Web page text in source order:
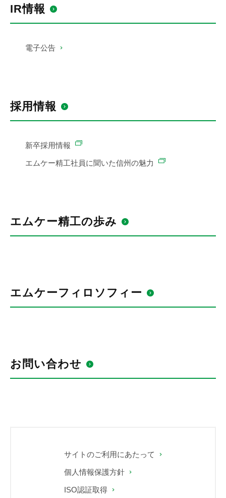
IR情報
電子公告
採用情報
新卒採用情報
エムケー精工社員に聞いた信州の魅力
エムケー精工の歩み
エムケーフィロソフィー
お問い合わせ
サイトのご利用にあたって
個人情報保護方針
ISO認証取得